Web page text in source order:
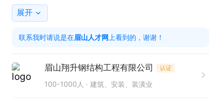
周一至周五8:00-12:00，13:30-17:30
五险，节假日福利，带薪年假
展开
联系我时请说是在眉山人才网 上看到的，谢谢！
眉山翔升钢结构工程有限公司 认证
100-1000人 建筑、安装、装潢业